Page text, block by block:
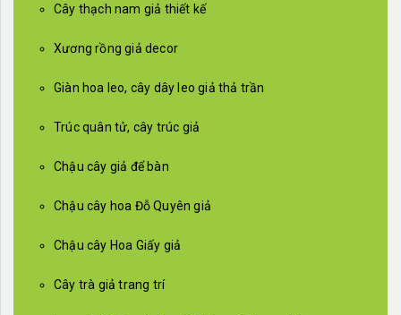
Cây thạch nam giả thiết kế
Xương rồng giả decor
Giàn hoa leo, cây dây leo giả thả trần
Trúc quân tử, cây trúc giả
Chậu cây giả để bàn
Chậu cây hoa Đỗ Quyên giả
Chậu cây Hoa Giấy giả
Cây trà giả trang trí